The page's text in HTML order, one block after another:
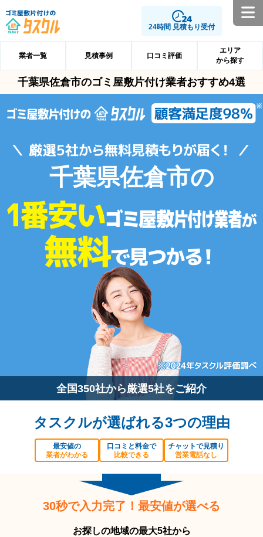
24時間 見積もり受付
業者一覧 見積事例 口コミ評価
エリア
から探す
千葉県佐倉市のゴミ屋敷片付け業者おすすめ4選
千葉県佐倉市の
全国350社から厳選5社をご紹介
タスクルが選ばれる3つの理由
最安値の
業者がわかる
口コミと料金で
比較できる
チャットで見積り
営業電話なし
30秒で入力完了！最安値が選べる
お探しの地域の最大5社から